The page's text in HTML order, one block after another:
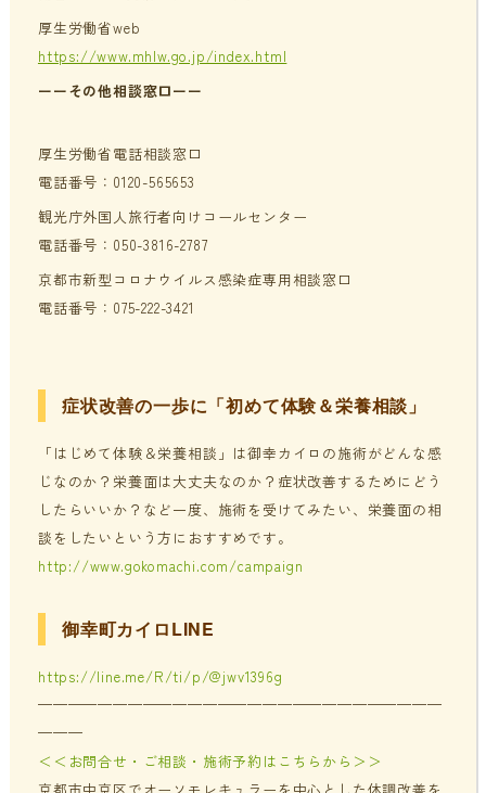
厚生労働省web
https://www.mhlw.go.jp/index.html
ーーその他相談窓口ーー
厚生労働省電話相談窓口
電話番号：0120-565653
観光庁外国人旅行者向けコールセンター
電話番号：050-3816-2787
京都市新型コロナウイルス感染症専用相談窓口
電話番号：075-222-3421
症状改善の一歩に「初めて体験＆栄養相談」
「はじめて体験＆栄養相談」は御幸カイロの施術がどんな感
じなのか？栄養面は大丈夫なのか？症状改善するためにどう
したらいいか？など一度、施術を受けてみたい、栄養面の相
談をしたいという方におすすめです。
http://www.gokomachi.com/campaign
御幸町カイロLINE
https://line.me/R/ti/p/@jwv1396g
———————————————————————————
———
＜＜お問合せ・ご相談・施術予約はこちらから＞＞